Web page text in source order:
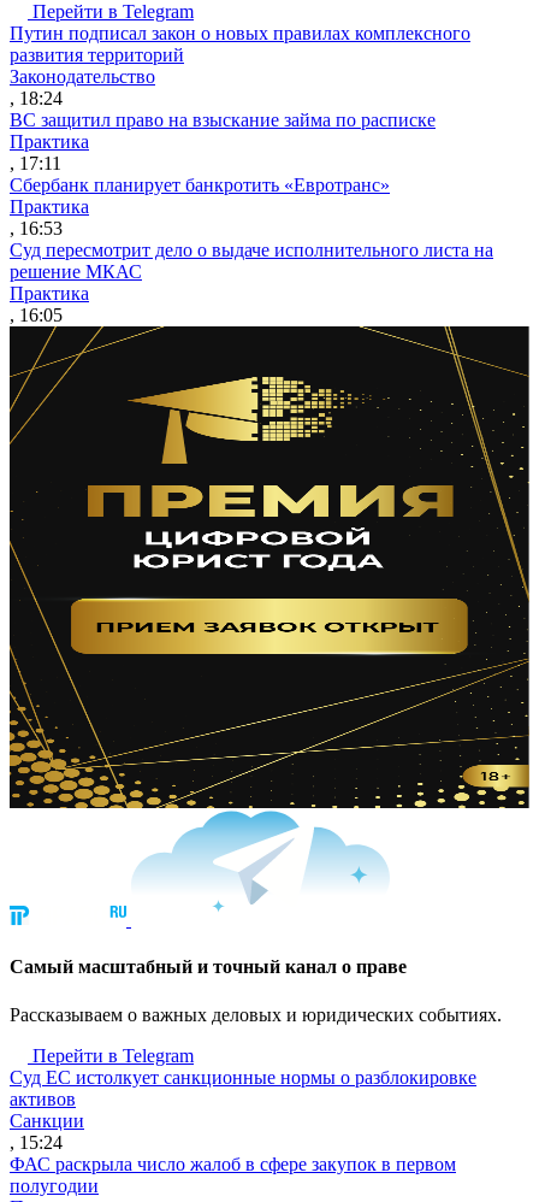
Перейти в Telegram
Путин подписал закон о новых правилах комплексного
развития территорий
Законодательство
, 18:24
ВС защитил право на взыскание займа по расписке
Практика
, 17:11
Сбербанк планирует банкротить «Евротранс»
Практика
, 16:53
Суд пересмотрит дело о выдаче исполнительного листа на
решение МКАС
Практика
, 16:05
Cамый масштабный и точный канал о праве
Рассказываем о важных деловых и юридических событиях.
Перейти в Telegram
Суд ЕС истолкует санкционные нормы о разблокировке
активов
Санкции
, 15:24
ФАС раскрыла число жалоб в сфере закупок в первом
полугодии